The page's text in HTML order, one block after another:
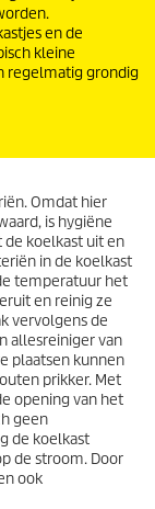
en de
kleine
regelmatig grondig
Omdat hier
is hygiëne
de koelkast uit en
in de koelkast
temperatuur het
en reinig ze
vervolgens de
allesreiniger van
plaatsen kunnen
prikker. Met
opening van het
geen
de koelkast
de stroom. Door
ook